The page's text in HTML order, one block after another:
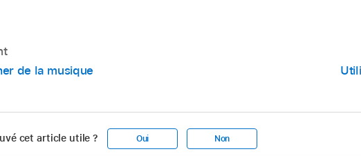
de la musique
cet article utile ? Oui Non